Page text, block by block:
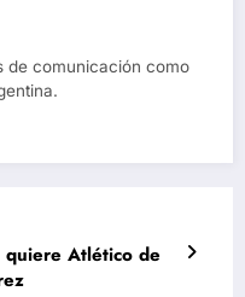
de comunicación como
Atlético de